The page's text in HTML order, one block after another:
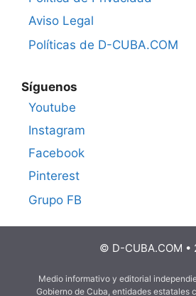
Aviso Legal
Políticas de D-CUBA.COM
Síguenos
Youtube
Instagram
Facebook
Pinterest
Grupo FB
© D-CUBA.COM •
Medio informativo y editorial
Gobierno de Cuba, entidades estatales